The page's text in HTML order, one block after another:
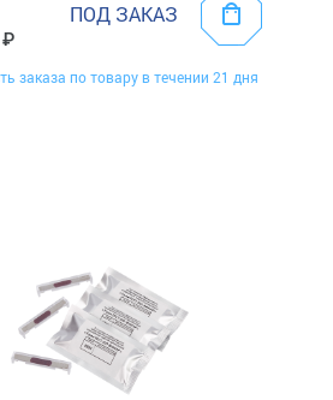
ПОД ЗАКАЗ
заказа по товару в течении 21 дня